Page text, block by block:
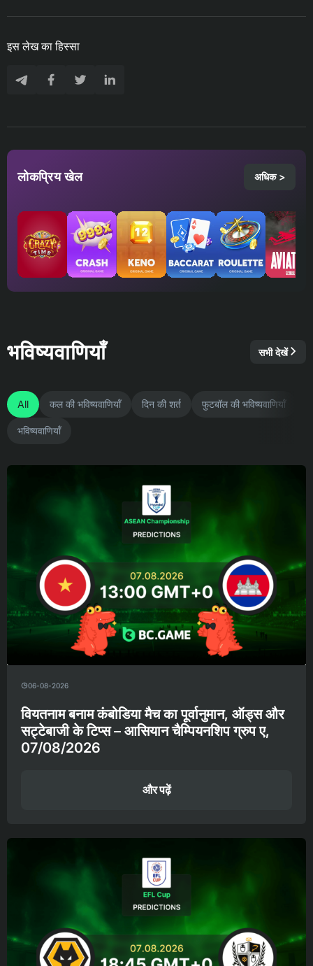
इस लेख का हिस्सा
लोकप्रिय खेल अधिक >
भविष्यवाणियाँ सभी देखें
All कल की भविष्यवाणियाँ दिन की शर्त फुटबॉल की भविष्यवाणियाँ
भविष्यवाणियाँ
06-08-2026
वियतनाम बनाम कंबोडिया मैच का पूर्वानुमान, ऑड्स और
सट्टेबाजी के टिप्स – आसियान चैम्पियनशिप ग्रुप ए,
07/08/2026
और पढ़ें